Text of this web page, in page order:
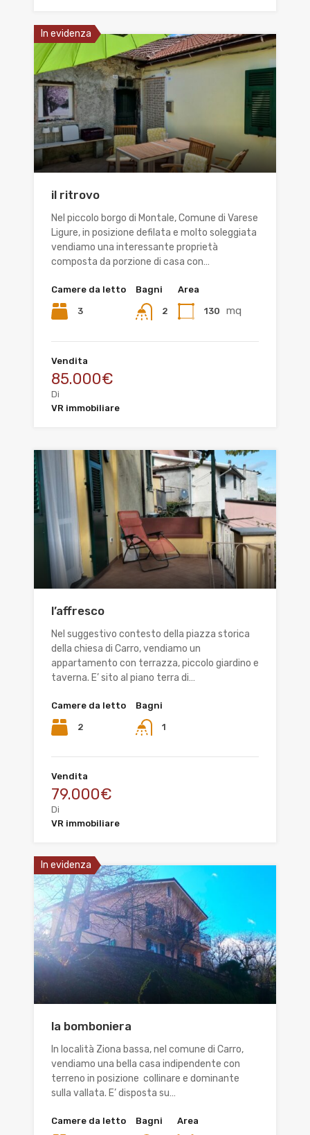
In evidenza
il ritrovo
Nel piccolo borgo di Montale, Comune di Varese
Ligure, in posizione defilata e molto soleggiata
vendiamo una interessante proprietà
composta da porzione di casa con…
Camere da letto
3
Bagni
2
Area
130 mq
Vendita
85.000€
Di
VR immobiliare
l’affresco
Nel suggestivo contesto della piazza storica
della chiesa di Carro, vendiamo un
appartamento con terrazza, piccolo giardino e
taverna. E’ sito al piano terra di…
Camere da letto
2
Bagni
1
Vendita
79.000€
Di
VR immobiliare
In evidenza
la bomboniera
In località Ziona bassa, nel comune di Carro,
vendiamo una bella casa indipendente con
terreno in posizione collinare e dominante
sulla vallata. E’ disposta su…
Camere da letto Bagni Area